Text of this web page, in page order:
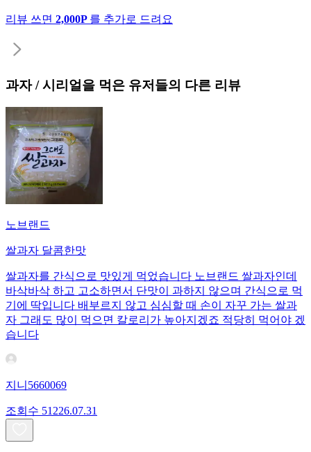
리뷰 쓰면 2,000P 를 추가로 드려요
과자 / 시리얼을 먹은 유저들의 다른 리뷰
노브랜드
쌀과자 달콤한맛
쌀과자를 간식으로 맛있게 먹었습니다 노브랜드 쌀과자인데
바삭바삭 하고 고소하면서 단맛이 과하지 않으며 간식으로 먹
기에 딱입니다 배부르지 않고 심심할 때 손이 자꾸 가는 쌀과
자 그래도 많이 먹으면 칼로리가 높아지겠죠 적당히 먹어야 겠
습니다
지니5660069
조회수 51226.07.31